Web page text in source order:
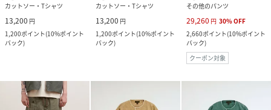
カットソー・Tシャツ
13,200 円
1,200ポイント(10%ポイント
バック)
カットソー・Tシャツ
13,200 円
1,200ポイント(10%ポイント
バック)
その他のパンツ
29,260 円 30%OFF
2,660ポイント(10%ポイント
バック)
クーポン対象